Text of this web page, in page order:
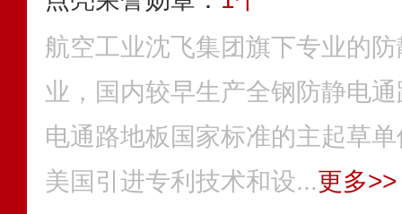
航空工业沈飞集团旗下专业的
业，国内较早生产全钢防静电
电通路地板国家标准的主起草
美国引进专利技术和设...更多>>